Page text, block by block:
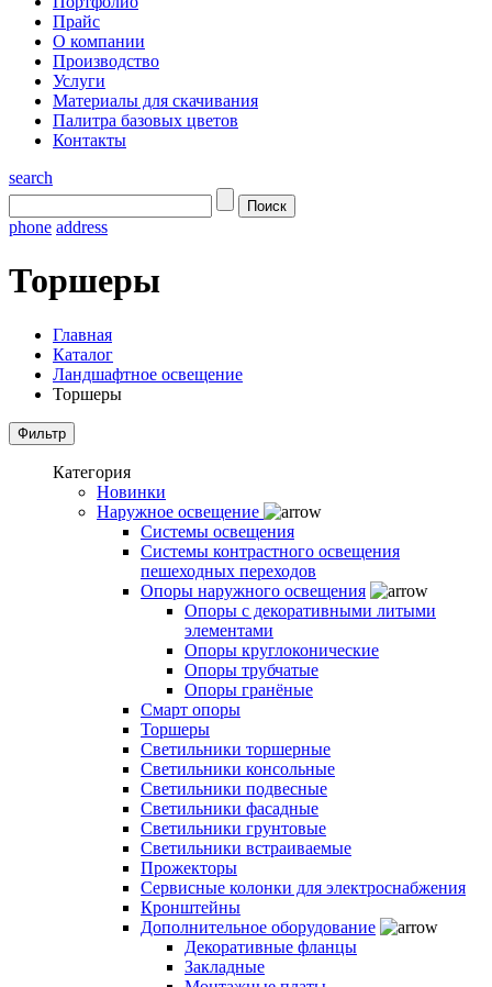
Прайс
О компании
Производство
Услуги
Материалы для скачивания
Палитра базовых цветов
Контакты
search
phone address
Торшеры
Главная
Каталог
Ландшафтное освещение
Торшеры
Категория
Новинки
Наружное освещение
Системы освещения
Системы контрастного освещения
пешеходных переходов
Опоры наружного освещения
Опоры с декоративными литыми
элементами
Опоры круглоконические
Опоры трубчатые
Опоры гранёные
Смарт опоры
Торшеры
Светильники торшерные
Светильники консольные
Светильники подвесные
Светильники фасадные
Светильники грунтовые
Светильники встраиваемые
Прожекторы
Сервисные колонки для электроснабжения
Кронштейны
Дополнительное оборудование
Декоративные фланцы
Закладные